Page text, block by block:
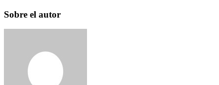
Sobre el autor